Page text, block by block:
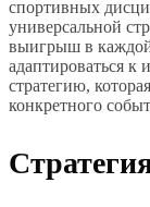
спортивных
универсальной
выигрыш в
адаптироваться
стратегию,
конкретного